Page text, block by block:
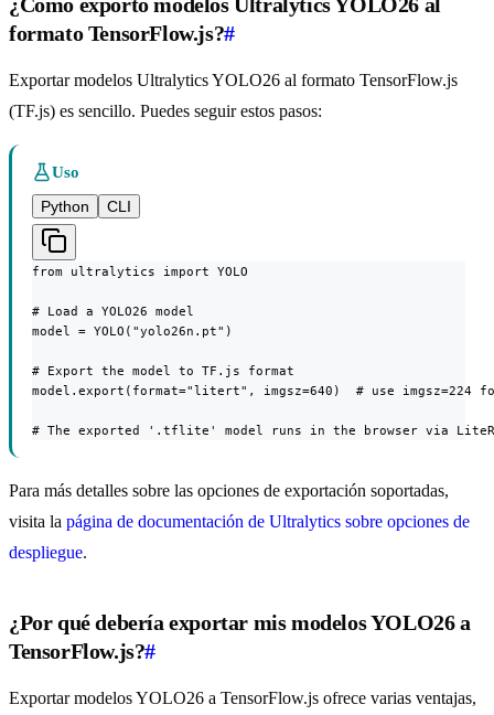
formato TensorFlow.js?#
Exportar modelos Ultralytics YOLO26 al formato TensorFlow.js
(TF.js) es sencillo. Puedes seguir estos pasos:
Uso
Python
CLI
from ultralytics import YOLO
# Load a YOLO26 model
model = YOLO("yolo26n.pt")
# Export the model to TF.js format
model.export(format="litert", imgsz=640)  # use
# The exported '.tflite' model runs in the browser via
Para más detalles sobre las opciones de exportación soportadas,
visita la página de documentación de Ultralytics sobre opciones de
despliegue.
¿Por qué debería exportar mis modelos YOLO26 a
TensorFlow.js?#
Exportar modelos YOLO26 a TensorFlow.js ofrece varias ventajas,